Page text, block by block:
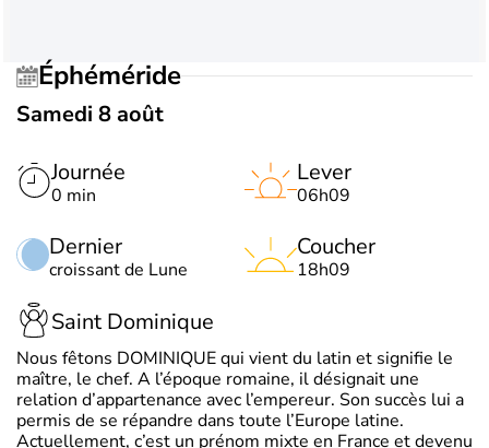
Éphéméride
Samedi 8 août
Journée
0 min
Dernier
croissant de Lune
Lever
06h09
Coucher
18h09
Saint Dominique
Nous fêtons DOMINIQUE qui vient du latin et signifie le
maître, le chef. A l’époque romaine, il désignait une
relation d’appartenance avec l’empereur. Son succès lui a
permis de se répandre dans toute l’Europe latine.
Actuellement, c’est un prénom mixte en France et devenu